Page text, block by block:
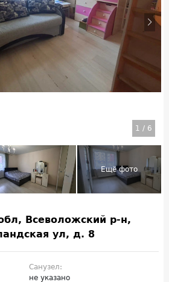
1 / 6
Всеволожский р-н,
ул, д. 8
Санузел:
не указано